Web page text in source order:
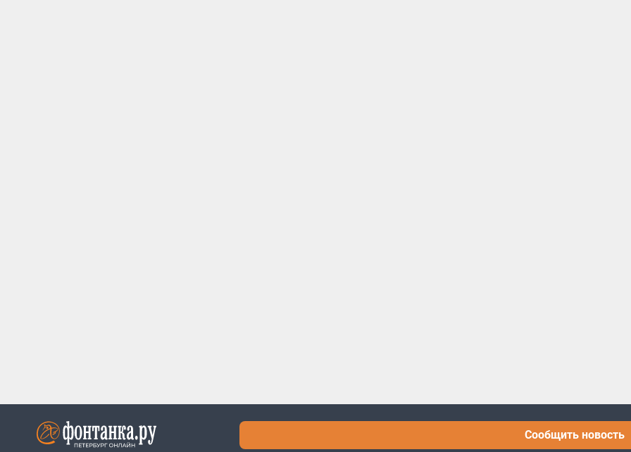
Сообщить новость